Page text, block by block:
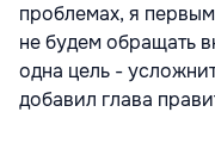
проблемах, я
не будем обращать
одна цель -
добавил глава